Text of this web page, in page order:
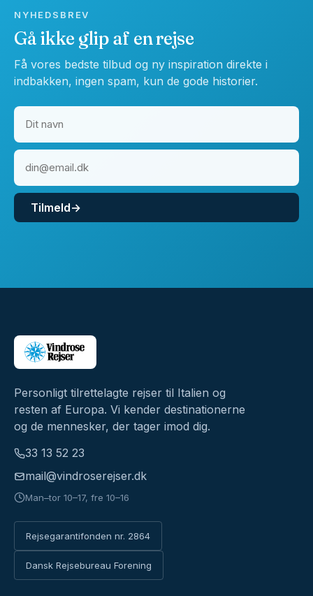
NYHEDSBREV
Gå ikke glip af en rejse
Få vores bedste tilbud og ny inspiration direkte i
indbakken, ingen spam, kun de gode historier.
Tilmeld→
Personligt tilrettelagte rejser til Italien og
resten af Europa. Vi kender destinationerne
og de mennesker, der tager imod dig.
33 13 52 23
mail@vindroserejser.dk
Man–tor 10–17, fre 10–16
Rejsegarantifonden nr. 2864
Dansk Rejsebureau Forening